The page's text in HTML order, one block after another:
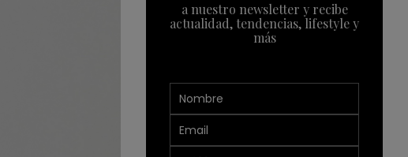
a nuestro newsletter y recibe
actualidad, tendencias, lifestyle y
más